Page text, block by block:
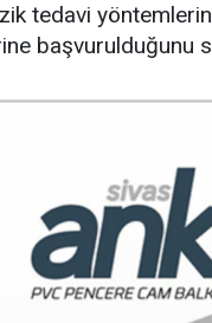
tedavi
başvurulduğunu